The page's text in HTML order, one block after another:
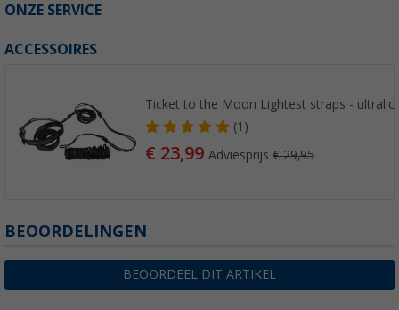
ONZE SERVICE
ACCESSOIRES
Ticket to the Moon Lightest straps -
(1)
€ 23,99Adviesprijs€ 29,95
BEOORDELINGEN
BEOORDEEL DIT ARTIKEL